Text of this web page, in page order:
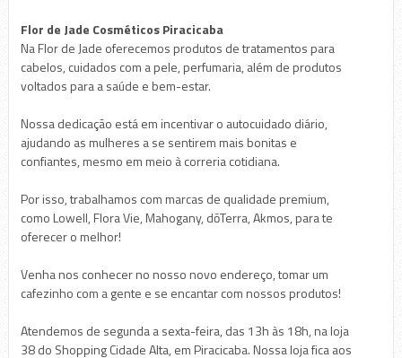
Flor de Jade Cosméticos Piracicaba
Na Flor de Jade oferecemos produtos de tratamentos para
cabelos, cuidados com a pele, perfumaria, além de produtos
voltados para a saúde e bem-estar.
Nossa dedicação está em incentivar o autocuidado diário,
ajudando as mulheres a se sentirem mais bonitas e
confiantes, mesmo em meio à correria cotidiana.
Por isso, trabalhamos com marcas de qualidade premium,
como Lowell, Flora Vie, Mahogany, dōTerra, Akmos, para te
oferecer o melhor!
Venha nos conhecer no nosso novo endereço, tomar um
cafezinho com a gente e se encantar com nossos produtos!
Atendemos de segunda a sexta-feira, das 13h às 18h, na loja
38 do Shopping Cidade Alta, em Piracicaba. Nossa loja fica aos